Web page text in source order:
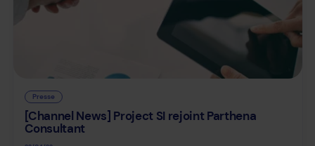
Presse
[Channel News] Project SI rejoint Parthena
Consultant